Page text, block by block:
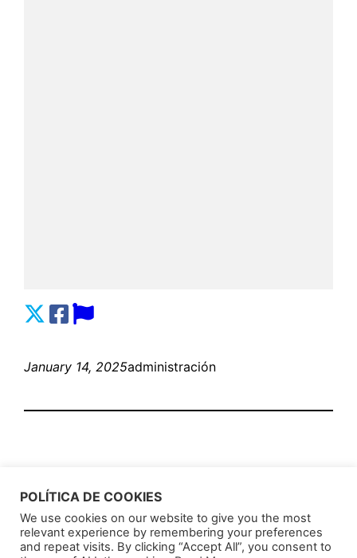
January 14, 2025administración
AnunciosLatinProudly powered byWordPress
POLÍTICA DE COOKIES
We use cookies on our website to give you the most
relevant experience by remembering your preferences
and repeat visits. By clicking “Accept All”, you consent to